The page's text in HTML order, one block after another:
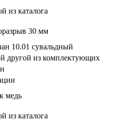
из каталога
30 мм
10.01 сувальдный
другой из комплектующих
медь
из каталога